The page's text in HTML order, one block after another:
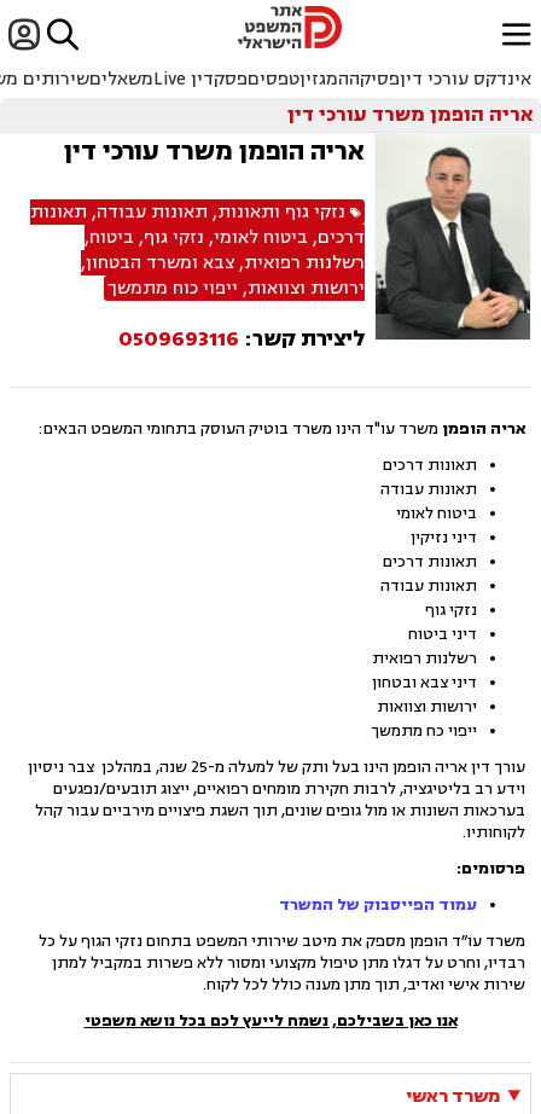

ﱐ
אינדקס עורכי דיןפסיקההמגזיןטפסיםפסקדין Live משאליםשירותים
אריה הופמן משרד עורכי דין
אריה הופמן משרד עורכי דין
נזקי גוף ותאונות, תאונות עבודה, תאונות
דרכים, ביטוח לאומי, נזקי גוף, ביטוח,
רשלנות רפואית,צבא ומשרד הבטחון,
ירושות וצוואות, ייפוי כוח מתמשך
ליצירת קשר: 0509693116
אריה הופמן משרד עו"ד הינו משרד בוטיק העוסק בתחומי המשפט הבאים:
תאונות דרכים
תאונות עבודה
ביטוח לאומי
דיני נזיקין
תאונות דרכים
תאונות עבודה
נזקי גוף
דיני ביטוח
רשלנות רפואית
דיני צבא ובטחון
ירושות וצוואות
ייפוי כח מתמשך
עורך דין אריה הופמן הינו בעל ותק של למעלה מ-25 שנה, במהלכן צבר ניסיון
וידע רב בליטיגציה, לרבות חקירת מומחים רפואיים, ייצוג תובעים/נפגעים
בערכאות השונות או מול גופים שונים, תוך השגת פיצויים מירביים עבור קהל
לקוחותיו.
פרסומים:
עמוד הפייסבוק של המשרד
משרד עו״ד הופמן מספק את מיטב שירותי המשפט בתחום נזקי הגוף על כל
רבדיו, וחרט על דגלו מתן טיפול מקצועי ומסור ללא פשרות במקביל למתן
שירות אישי ואדיב, תוך מתן מענה כולל לכל לקוח.
אנו כאן בשבילכם, נשמח לייעץ לכם בכל נושא משפטי
משרד ראשי